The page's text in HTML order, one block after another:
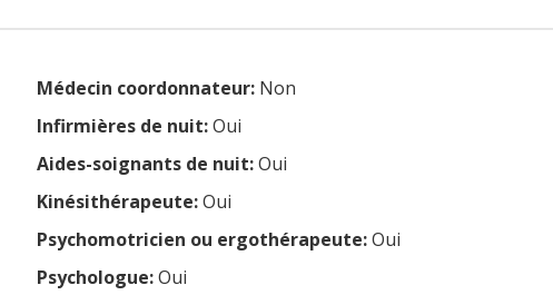
Médecin coordonnateur: Non
Infirmières de nuit:Oui
Aides-soignants de nuit:Oui
Kinésithérapeute:Oui
Psychomotricien ou ergothérapeute:Oui
Psychologue:Oui